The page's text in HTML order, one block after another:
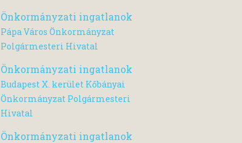
Önkormányzati ingatlanok
Pápa Város Önkormányzat
Polgármesteri Hivatal
Önkormányzati ingatlanok
Budapest X. kerület Kőbányai
Önkormányzat Polgármesteri
Hivatal
Önkormányzati ingatlanok